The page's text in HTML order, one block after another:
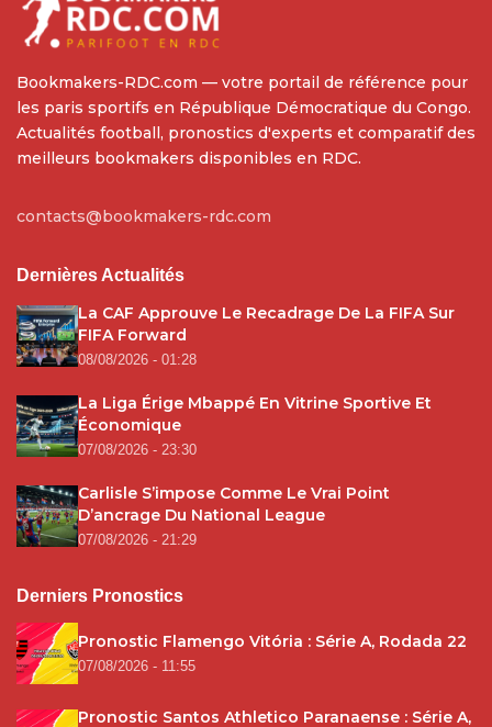
Bookmakers-RDC.com — votre portail de référence pour
les paris sportifs en République Démocratique du Congo.
Actualités football, pronostics d'experts et comparatif des
meilleurs bookmakers disponibles en RDC.
contacts@bookmakers-rdc.com
Dernières Actualités
La CAF Approuve Le Recadrage De La FIFA Sur
FIFA Forward
08/08/2026 - 01:28
La Liga Érige Mbappé En Vitrine Sportive Et
Économique
07/08/2026 - 23:30
Carlisle S’impose Comme Le Vrai Point
D’ancrage Du National League
07/08/2026 - 21:29
Derniers Pronostics
Pronostic Flamengo Vitória : Série A, Rodada 22
07/08/2026 - 11:55
Pronostic Santos Athletico Paranaense : Série A,